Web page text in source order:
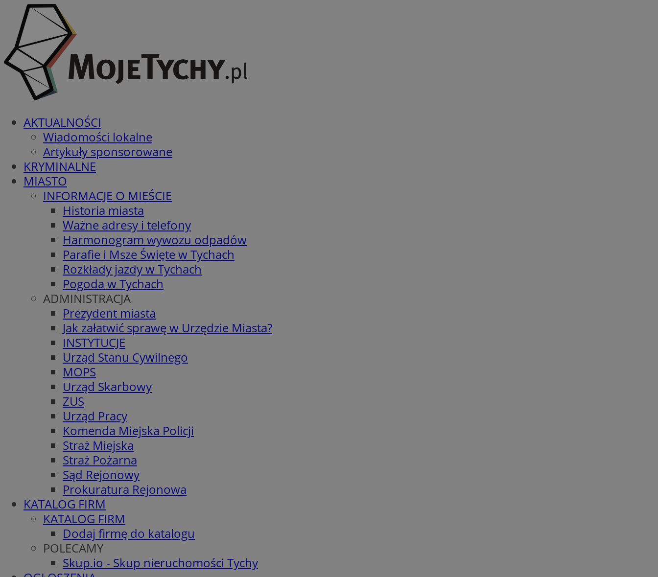
AKTUALNOŚCI
Wiadomości lokalne
Artykuły sponsorowane
KRYMINALNE
MIASTO
INFORMACJE O MIEŚCIE
Historia miasta
Ważne adresy i telefony
Harmonogram wywozu odpadów
Parafie i Msze Święte w Tychach
Rozkłady jazdy w Tychach
Pogoda w Tychach
ADMINISTRACJA
Prezydent miasta
Jak załatwić sprawę w Urzędzie Miasta?
INSTYTUCJE
Urząd Stanu Cywilnego
MOPS
Urząd Skarbowy
ZUS
Urząd Pracy
Komenda Miejska Policji
Straż Miejska
Straż Pożarna
Sąd Rejonowy
Prokuratura Rejonowa
KATALOG FIRM
KATALOG FIRM
Dodaj firmę do katalogu
POLECAMY
Skup.io - Skup nieruchomości Tychy